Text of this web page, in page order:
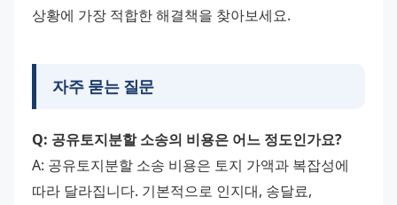
상황에 가장 적합한 해결책을 찾아보세요.
자주 묻는 질문
Q: 공유토지분할 소송의 비용은 어느 정도인가요?
A: 공유토지분할 소송 비용은 토지 가액과 복잡성에
따라 달라집니다. 기본적으로 인지대, 송달료,